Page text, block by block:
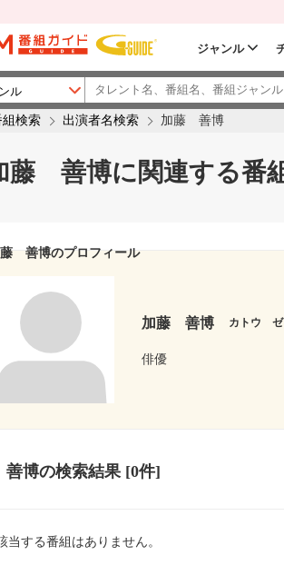
ジャンル
組検索 出演者名検索 加藤 善博
藤 善博に関連する番
善博のプロフィール
加藤 善博 カトウ ゼ
俳優
博の検索結果[0件]
当する番組はありません。